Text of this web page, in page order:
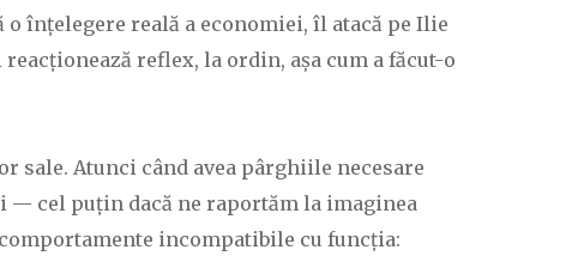
înțelegere reală a economiei, îl atacă pe Ilie
reflex, la ordin, așa cum a făcut-o
sale. Atunci când avea pârghiile necesare
— cel puțin dacă ne raportăm la imaginea
incompatibile cu funcția: